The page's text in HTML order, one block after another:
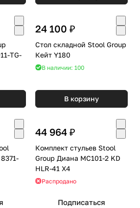
TG-
24 100 ₽
Стол складной Stool Group
Кейт Y180
В наличии: 100
В корзину
44 964 ₽
Комплект стульев Stool
Group Диана MC101-2 KD
HLR-41 X4
Распродано
Подписаться